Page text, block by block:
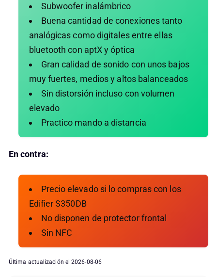
Subwoofer inalámbrico
Buena cantidad de conexiones tanto
analógicas como digitales entre ellas
bluetooth con aptX y óptica
Gran calidad de sonido con unos bajos
muy fuertes, medios y altos balanceados
Sin distorsión incluso con volumen
elevado
Practico mando a distancia
En contra:
Precio elevado si lo compras con los
Edifier S350DB
No disponen de protector frontal
Sin NFC
Última actualización el 2026-08-06